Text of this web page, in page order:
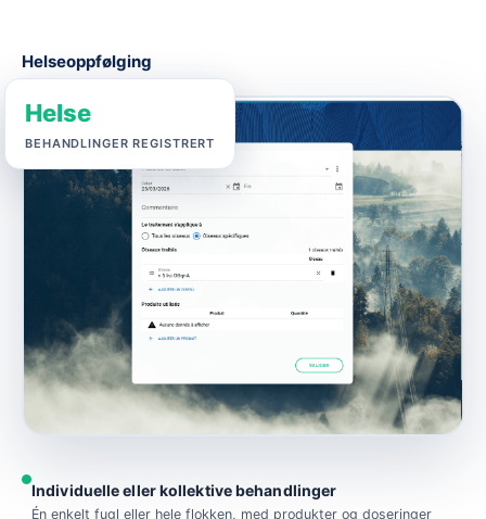
Helseoppfølging
Helse
BEHANDLINGER REGISTRERT
Individuelle eller kollektive behandlinger
Én enkelt fugl eller hele flokken, med produkter og doseringer